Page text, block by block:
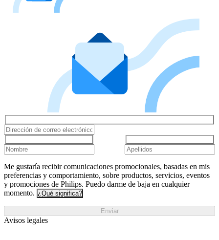
Me gustaría recibir comunicaciones promocionales, basadas en mis
preferencias y comportamiento, sobre productos, servicios, eventos
y promociones de Philips. Puedo darme de baja en cualquier
momento. ¿Qué significa?
Enviar
Avisos legales